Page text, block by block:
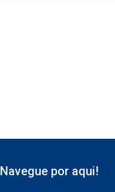
Navegue por aqui!